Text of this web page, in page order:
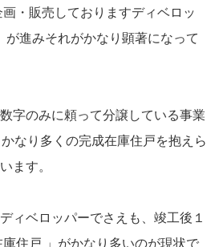
・販売しておりますディベロッ
が進みそれがかなり顕著になって
字のみに頼って分譲している事業
なり多くの完成在庫住戸を抱えら
ます。
ィベロッパーでさえも、竣工後１
住戸 」がかなり多いのが現状で